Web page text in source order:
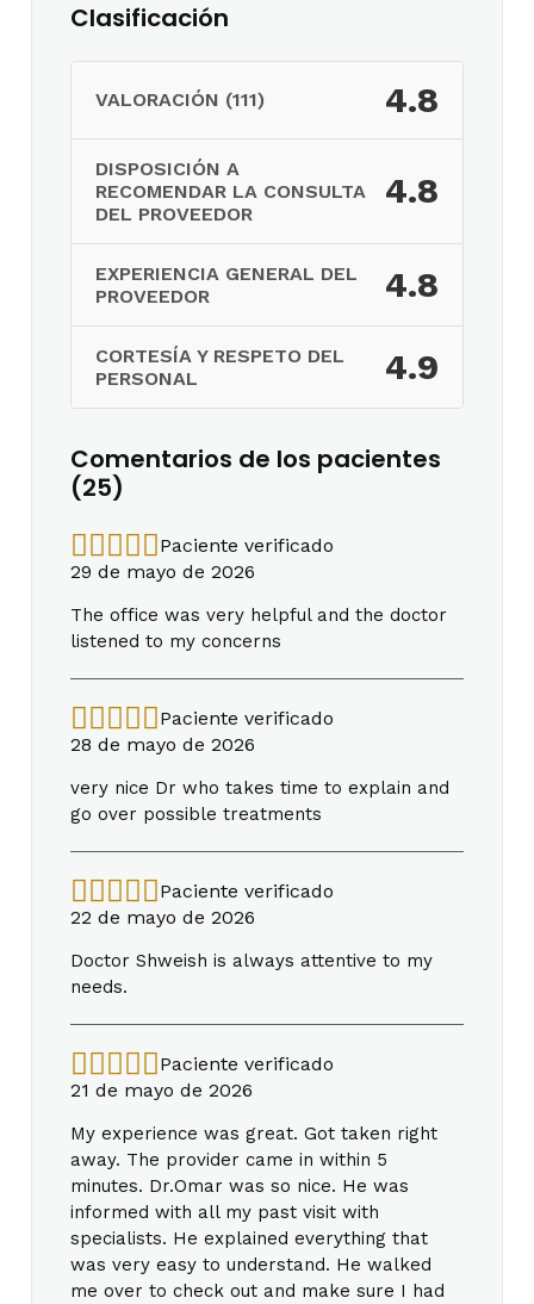
Clasificación
VALORACIÓN (111) 4.8
DISPOSICIÓN A
RECOMENDAR LA CONSULTA
DEL PROVEEDOR
4.8
EXPERIENCIA GENERAL DEL
PROVEEDOR
4.8
CORTESÍA Y RESPETO DEL
PERSONAL
4.9
Comentarios de los pacientes
(25)
Paciente verificado
29 de mayo de 2026
The office was very helpful and the doctor
listened to my concerns
Paciente verificado
28 de mayo de 2026
very nice Dr who takes time to explain and
go over possible treatments
Paciente verificado
22 de mayo de 2026
Doctor Shweish is always attentive to my
needs.
Paciente verificado
21 de mayo de 2026
My experience was great. Got taken right
away. The provider came in within 5
minutes. Dr.Omar was so nice. He was
informed with all my past visit with
specialists. He explained everything that
was very easy to understand. He walked
me over to check out and make sure I had